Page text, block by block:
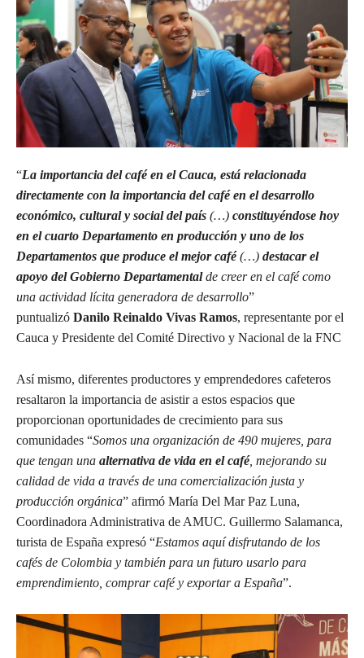
“La importancia del café en el Cauca, está relacionada
directamente con la importancia del café en el desarrollo
económico, cultural y social del país (…) constituyéndose hoy
en el cuarto Departamento en producción y uno de los
Departamentos que produce el mejor café(…) destacar el
apoyo del Gobierno Departamentalde creer en el café como
una actividad lícita generadora de desarrollo”
puntualizó Danilo Reinaldo Vivas Ramos, representante por el
Cauca y Presidente del Comité Directivo y Nacional de la FNC
Así mismo, diferentes productores y emprendedores cafeteros
resaltaron la importancia de asistir a estos espacios que
proporcionan oportunidades de crecimiento para sus
comunidades “Somos una organización de 490 mujeres, para
que tengan una alternativa de vida en el café, mejorando su
calidad de vida a través de una comercialización justa y
producción orgánica” afirmó María Del Mar Paz Luna,
Coordinadora Administrativa de AMUC. Guillermo Salamanca,
turista de España expresó “Estamos aquí disfrutando de los
cafés de Colombia y también para un futuro usarlo para
emprendimiento, comprar café y exportar a España”.